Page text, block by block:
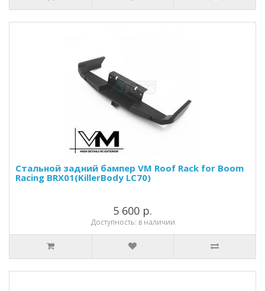
Стальной задний бампер VM Roof Rack for Boom
Racing BRX01(KillerBody LC70)
5 600 р.
Доступность: в наличии